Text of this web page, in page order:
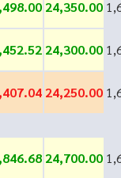
24,350.00
24,300.00
24,250.00
24,700.00